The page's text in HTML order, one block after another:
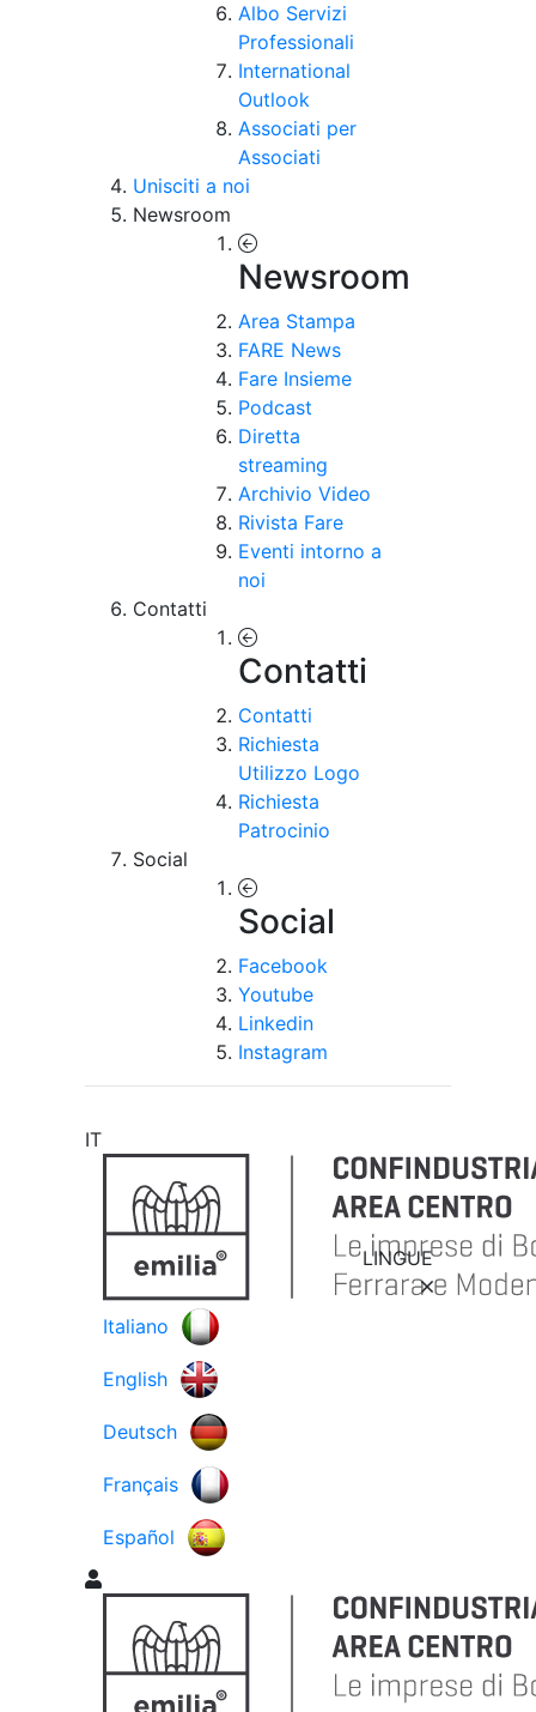
Albo Servizi
Professionali
International
Outlook
Associati per
Associati
Unisciti a noi
Newsroom
Newsroom
Area Stampa
FARE News
Fare Insieme
Podcast
Diretta
streaming
Archivio Video
Rivista Fare
Eventi intorno a
noi
Contatti
Contatti
Contatti
Richiesta
Utilizzo Logo
Richiesta
Patrocinio
Social
Social
Facebook
Youtube
Linkedin
Instagram
IT
LINGUE
Italiano
English
Deutsch
Français
Español